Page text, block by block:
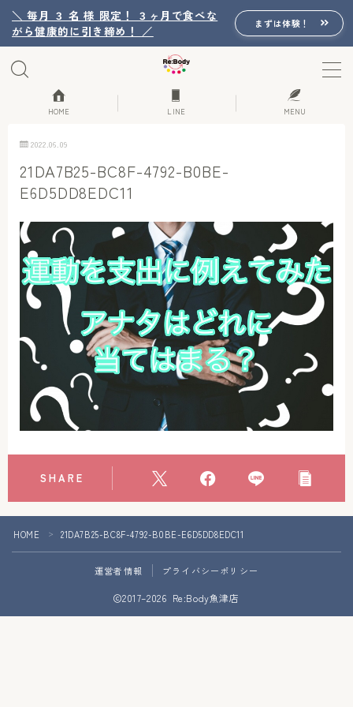
＼ 毎月 ３ 名 様 限定！ ３ヶ月で食べな
がら健康的に引き締め！ ／
まずは体験！
MENU
Re:Bodyの想い
初回体験詳細
Re:Bodyのメニュー
記事カテゴリー一覧
プロフィール
アクセス
お問い合わせ
HOME LINE MENU
2022.06.09
21DA7B25-BC8F-4792-B0BE-
E6D5DD8EDC11
SHARE
HOME ＞ 21DA7B25-BC8F-4792-B0BE-E6D5DD8EDC11
運営者情報 プライバシーポリシー
2017–2026 Re:Body魚津店